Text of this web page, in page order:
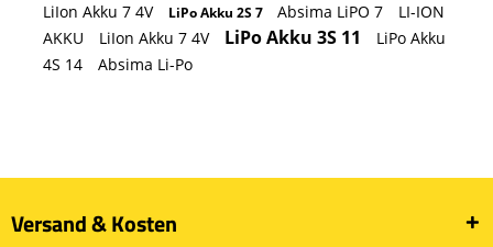
LiIon Akku 7 4V LiPo Akku 2S 7 Absima LiPO 7
LI-ION
AKKU
LiIon Akku 7 4V LiPo Akku 3S 11
LiPo Akku
4S 14
Absima Li-Po
Versand & Kosten